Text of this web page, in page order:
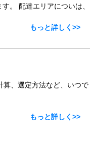
。 配達エリアについは、
もっと詳しく>>
算、選定方法など、いつで
もっと詳しく>>